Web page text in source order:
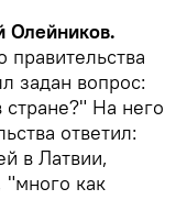
Олейников.
правительства
задан вопрос:
стране?" На него
ответил:
в Латвии,
"много как